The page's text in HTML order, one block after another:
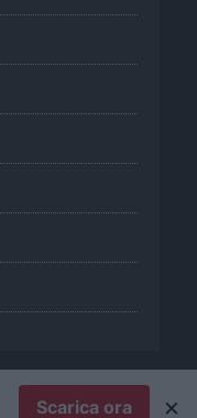
Scarica ora ×